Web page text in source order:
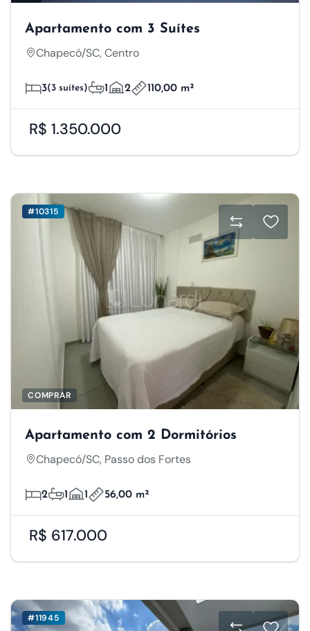
Apartamento com 3 Suítes
Chapecó/SC, Centro
3(3 suítes) 1 2 110,00 m²
R$ 1.350.000
#10315
COMPRAR
Apartamento com 2 Dormitórios
Chapecó/SC, Passo dos Fortes
2 1 1 56,00 m²
R$ 617.000
#11945